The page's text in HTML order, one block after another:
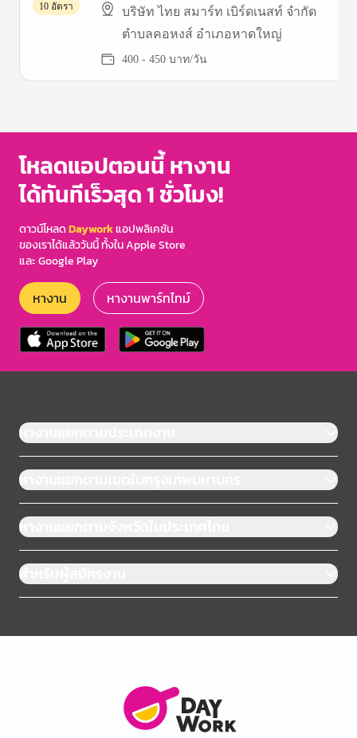
บริษัท ไทย สมาร์ท เบิร์ดเนสท์ จำกัด
ตำบลคอหงส์ อำเภอหาดใหญ่
400 - 450 บาท/วัน
10 อัตรา
of
โหลดแอปตอนนี้ หางาน
ได้ทันทีเร็วสุด 1 ชั่วโมง!
ดาวน์โหลดDayworkแอปพลิเคชัน
ของเราได้แล้ววันนี้ ทั้งใน Apple Store
และ Google Play
หางาน หางานพาร์ทไทม์
หางานแยกตามประเภทงาน
หางานแยกตามเขตในกรุงเทพมหานคร
หางานแยกตามจังหวัดในประเทศไทย
สำหรับผู้สมัครงาน